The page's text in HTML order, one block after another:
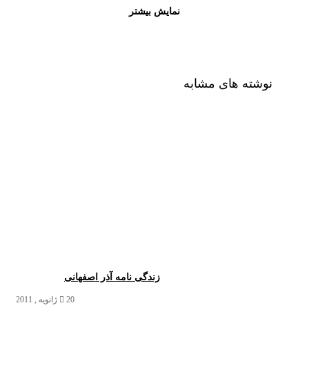
مگو که سرمه سیه بختیم به دیده کشید که عالم از نظرم سرمه
نمایش بیشتر
نوشته های مشابه
زندگی نامه آذر اصفهانی
20 ژانویه , 2011